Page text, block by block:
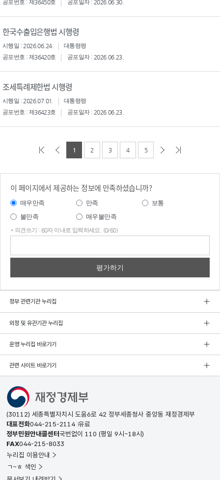
공포번호 : 제36450호
공포일자 : 2026.06.30.
한국수출입은행법 시행령
시행일 : 2026.06.24.
대통령령
공포번호 : 제36420호
공포일자 : 2026.06.23.
조세특례제한법 시행령
시행일 : 2026.07.01.
대통령령
공포번호 : 제36423호
공포일자 : 2026.06.23.
1 2 3 4 5
이 페이지에서 제공하는 정보에 만족하셨습니까?
매우만족 만족
보통
불만족
매우불만족
* 의견쓰기 : 60자 이내로 입력하세요. (0/60)
정부 관련기관 누리집
외청 및 유관기관 누리집
운영 누리집 바로가기
관련 사이트 바로가기
(30112) 세종특별자치시 도움6로 42 정부세종청사 중앙동 재정경제부
대표전화044-215-2114 유료
정부민원안내콜센터국번없이 110 (평일 9시~18시)
FAX044-215-8033
누리집 이용안내
ㄱ~ㅎ 색인